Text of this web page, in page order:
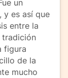
un
y es así que
entre la
tradición
figura
de la
mucho